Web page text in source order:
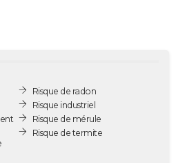
Risque de radon
Risque industriel
Risque de mérule
Risque de termite